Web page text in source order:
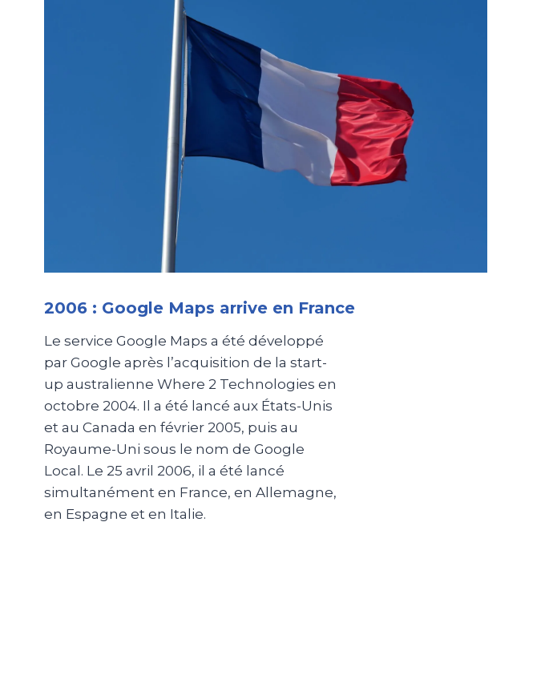
2006 : Google Maps arrive en France
Le service Google Maps a été développé
par Google après l’acquisition de la start-
up australienne Where 2 Technologies en
octobre 2004. Il a été lancé aux États-Unis
et au Canada en février 2005, puis au
Royaume-Uni sous le nom de Google
Local. Le 25 avril 2006, il a été lancé
simultanément en France, en Allemagne,
en Espagne et en Italie.